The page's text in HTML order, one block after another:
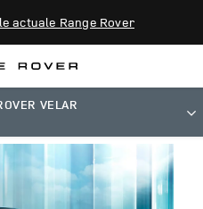
actuale Range Rover
VELAR